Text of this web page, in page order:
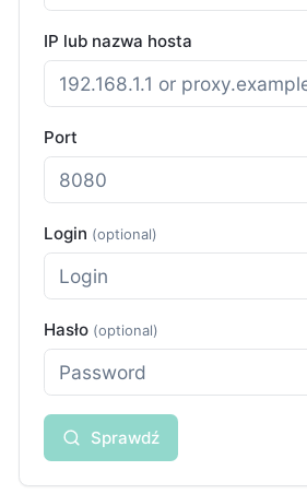
IP lub nazwa hosta
Port
Login (optional)
Hasło (optional)
Sprawdź